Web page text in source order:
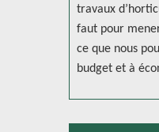
travaux
faut pour
ce que nous
budget et à